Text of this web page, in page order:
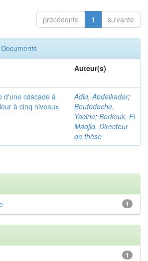
précédente 1 suivante
Auteur(s)
d'une cascade à
à cinq niveaux
Adid, Abdelkader;
Boufedeche,
Yacine; Berkouk, El
Madjid, Directeur
de thèse
1
1